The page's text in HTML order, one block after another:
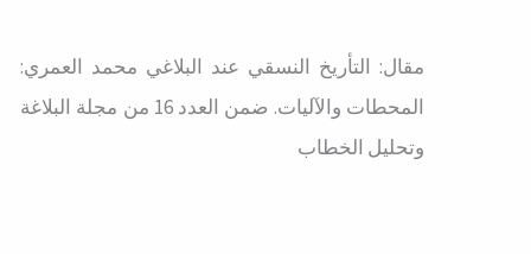
مقال: التأريخ النسقي عند البلاغي محمد العمري:
المحطات والآليات. ضمن العدد 16 من مجلة البلاغة
وتحليل الخطاب